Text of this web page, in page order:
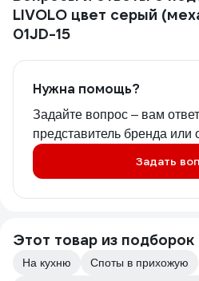
LIVOLO цвет серый
01JD-15
Нужна помощь?
Задайте вопрос – вам
представитель бренда или
Задать
Этот товар из подборок
На кухню
Споты в прихожую